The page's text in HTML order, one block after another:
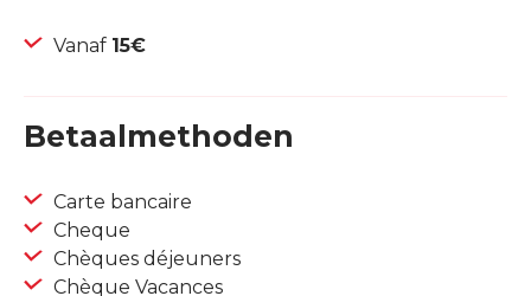
Vanaf 15€
Betaalmethoden
Carte bancaire
Cheque
Chèques déjeuners
Chèque Vacances